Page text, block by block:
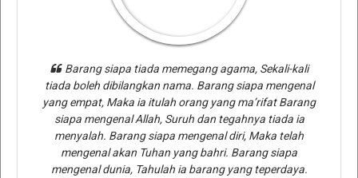
Barang siapa tiada memegang agama, Sekali-kali
tiada boleh dibilangkan nama. Barang siapa mengenal
yang empat, Maka ia itulah orang yang ma’rifat Barang
siapa mengenal Allah, Suruh dan tegahnya tiada ia
menyalah. Barang siapa mengenal diri, Maka telah
mengenal akan Tuhan yang bahri. Barang siapa
mengenal dunia, Tahulah ia barang yang teperdaya.